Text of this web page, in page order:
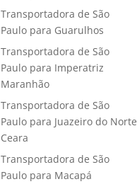
Transportadora de São
Paulo para Guarulhos
Transportadora de São
Paulo para Imperatriz
Maranhão
Transportadora de São
Paulo para Juazeiro do Norte
Ceara
Transportadora de São
Paulo para Macapá